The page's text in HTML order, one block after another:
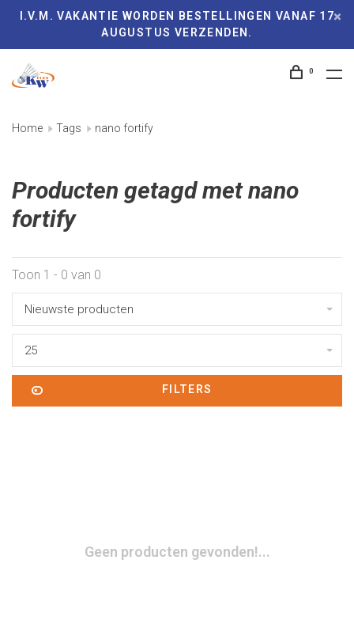
I.V.M. VAKANTIE WORDEN BESTELLINGEN VANAF 17
AUGUSTUS VERZENDEN.
0
Home Tags nano fortify
Producten getagd met nano
fortify
Toon 1 - 0 van 0
Nieuwste producten
25
FILTERS
Geen producten gevonden!...